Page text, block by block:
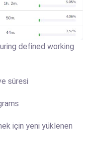
defined working
süresi
için yeni yüklenen